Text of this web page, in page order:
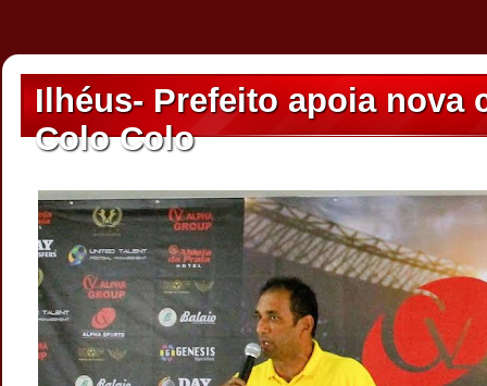
Ilhéus- Prefeito apoia nova
Colo Colo